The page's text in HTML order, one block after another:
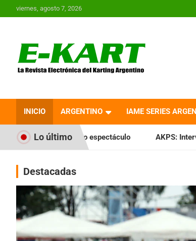
al
viernes, agosto 7, 2026
Revista
Karting en
INICIO ARGENTINO IAME SERIES
Lo último
espectáculo AKPS: Intervino la IGJ y oficializó
Destacadas